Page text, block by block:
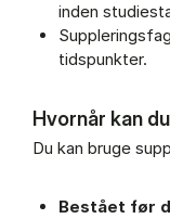
inden
tidspunkter.
Hvornår kan
Du kan bruge
Bestået før